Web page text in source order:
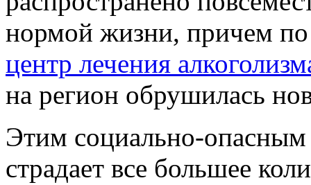
нормой жизни, причем
центр лечения
на регион обрушилась
Этим социально-
страдает все большее